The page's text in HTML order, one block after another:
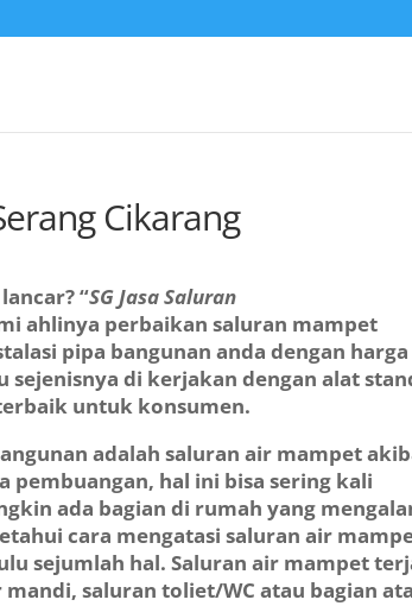
Cikarang
“SG Jasa Saluran
ahlinya perbaikan saluran mampet
pipa bangunan anda dengan harga
di kerjakan dengan alat
untuk konsumen.
adalah saluran air mampet
pembuangan, hal ini bisa sering kali
ada bagian di rumah yang
cara mengatasi saluran air
sejumlah hal. Saluran air mampet
saluran toliet/WC atau bagian